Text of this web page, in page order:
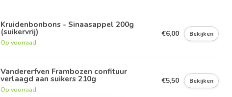
Kruidenbonbons - Sinaasappel 200g
(suikervrij)
Op voorraad
€6,00 Bekijken
Vandererfven Frambozen confituur
verlaagd aan suikers 210g
Op voorraad
€5,50 Bekijken